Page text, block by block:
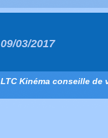
09/03/2017
LTC Kinéma conseille de